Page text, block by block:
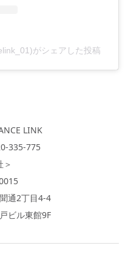
がシェアした投稿
LINK
335-775
＞
通2丁目4-4
ビル東館9F